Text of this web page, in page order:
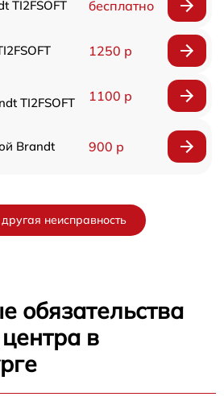
TI2FSOFT бесплатно
1250 р
TI2FSOFT
1100 р
Brandt
900 р
неисправность
обязательства
в